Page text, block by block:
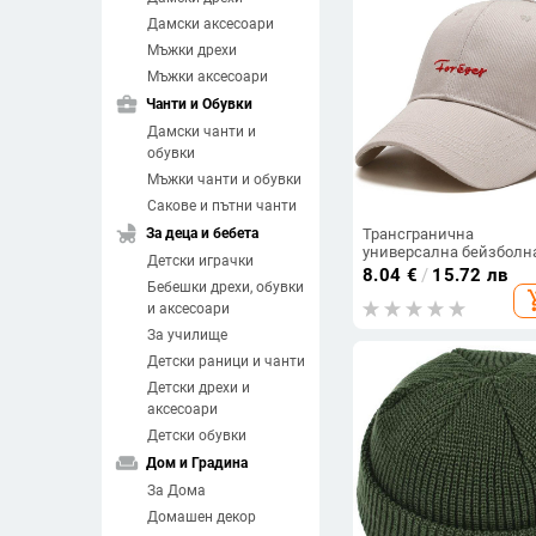
Дамски аксесоари
Мъжки дрехи
Мъжки аксесоари
business_center Чанти и Обувки
Дамски чанти и
обувки
Мъжки чанти и обувки
Сакове и пътни чанти
child_friendly За деца и бебета
Детски играчки
Бебешки дрехи, обувки
и аксесоари
За училище
Детски раници и чанти
Детски дрехи и
аксесоари
Детски обувки
weekend Дом и Градина
За Дома
Домашен декор
Трансгранична
универсална
шапка за намаляване
възрастта на едро,
и дамска ласкателна
8.04 € / 15.72 лв